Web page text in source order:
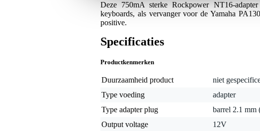
Deze 750mA sterke Rockpower NT16-
keyboards, als vervanger voor de Yamaha
positive.
Specificaties
Productkenmerken
Duurzaamheid product
niet
Type voeding
adapter
Type adapter plug
barrel 2.1 mm
Output voltage
12V